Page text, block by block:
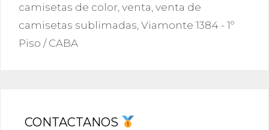
camisetas de color venta venta de
camisetas sublimadas Viamonte 1384 - 1º
Piso / CABA
CONTACTANOS